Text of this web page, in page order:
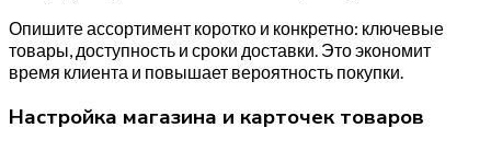
Опишите ассортимент коротко и конкретно: ключевые
товары, доступность и сроки доставки. Это экономит
время клиента и повышает вероятность покупки.
Настройка магазина и карточек товаров